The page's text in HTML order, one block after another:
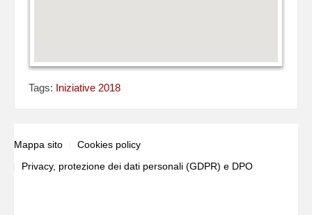
Tags: Iniziative 2018
Mappa sito
Cookies policy
Privacy, protezione dei dati personali (GDPR) e DPO